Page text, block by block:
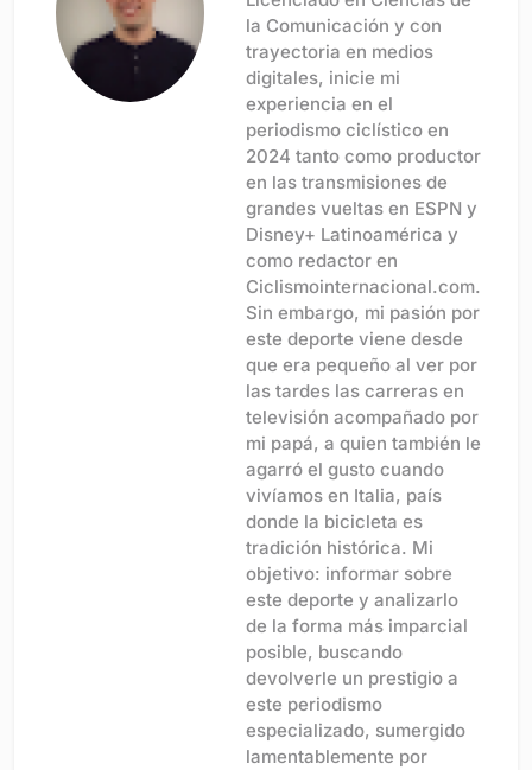
la Comunicación y con
trayectoria en medios
digitales, inicie mi
experiencia en el
periodismo ciclístico en
2024 tanto como productor
en las transmisiones de
grandes vueltas en ESPN y
Disney+ Latinoamérica y
como redactor en
Ciclismointernacional.com.
Sin embargo, mi pasión por
este deporte viene desde
que era pequeño al ver por
las tardes las carreras en
televisión acompañado por
mi papá, a quien también le
agarró el gusto cuando
vivíamos en Italia, país
donde la bicicleta es
tradición histórica. Mi
objetivo: informar sobre
este deporte y analizarlo
de la forma más imparcial
posible, buscando
devolverle un prestigio a
este periodismo
especializado, sumergido
lamentablemente por